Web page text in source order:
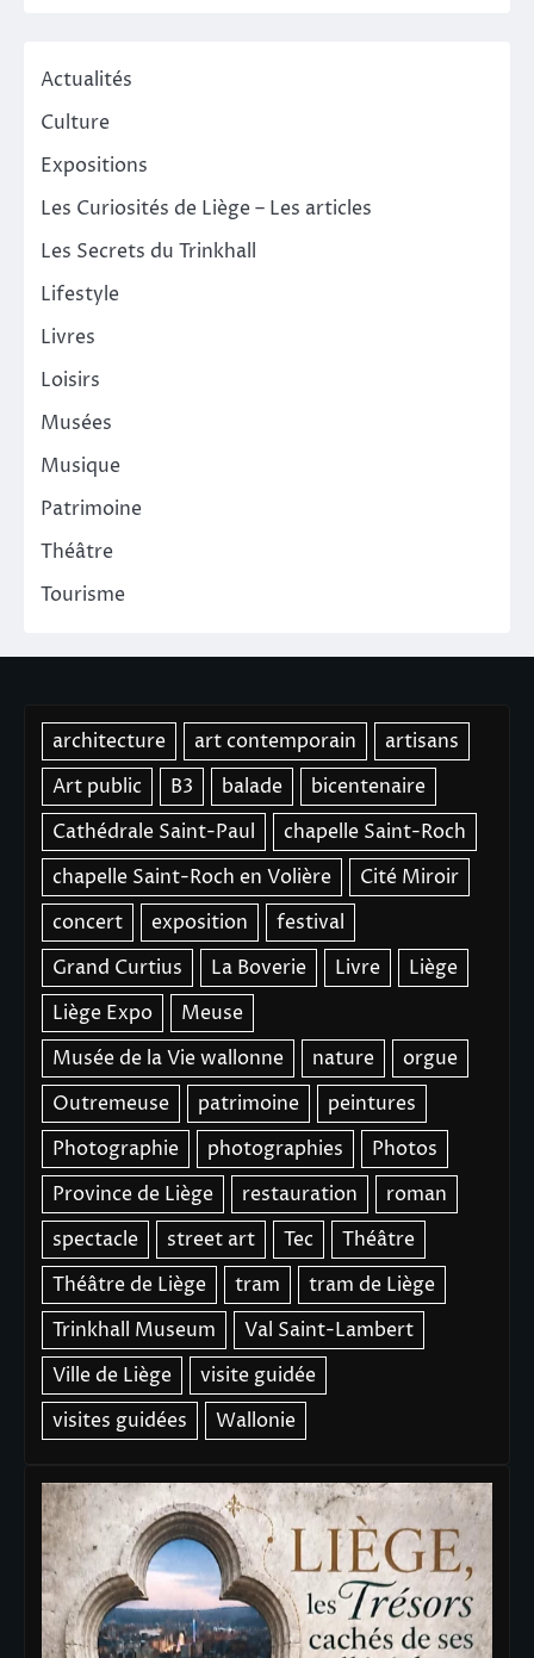
Actualités
Culture
Expositions
Les Curiosités de Liège – Les articles
Les Secrets du Trinkhall
Lifestyle
Livres
Loisirs
Musées
Musique
Patrimoine
Théâtre
Tourisme